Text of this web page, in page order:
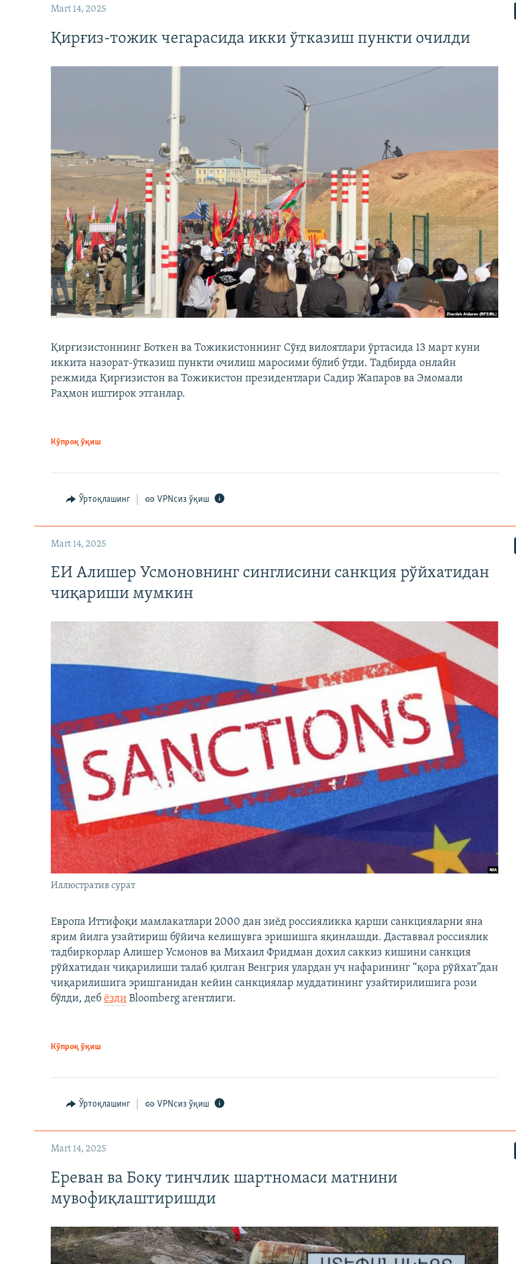
Mart 14, 2025
Қирғиз-тожик чегарасида икки ўтказиш пункти очилди
Қирғизистоннинг Боткен ва Тожикистоннинг Сўғд вилоятлари ўртасида 13 март куни
иккита назорат-ўтказиш пункти очилиш маросими бўлиб ўтди. Тадбирда онлайн
режмида Қирғизистон ва Тожикистон президентлари Садир Жапаров ва Эмомали
Раҳмон иштирок этганлар.
Кўпроқ ўқиш
Ўртоқлашинг VPNсиз ўқиш
Mart 14, 2025
ЕИ Алишер Усмоновнинг синглисини санкция рўйхатидан
чиқариши мумкин
Иллюстратив сурат
Европа Иттифоқи мамлакатлари 2000 дан зиёд россияликка қарши санкцияларни яна
ярим йилга узайтириш бўйича келишувга эришишга яқинлашди. Даставвал россиялик
тадбиркорлар Алишер Усмонов ва Михаил Фридман дохил саккиз кишини санкция
рўйхатидан чиқарилиши талаб қилган Венгрия улардан уч нафарининг “қора рўйхат”дан
чиқарилишига эришганидан кейин санкциялар муддатининг узайтирилишига рози
бўлди, деб ёзди Bloomberg агентлиги.
Кўпроқ ўқиш
Ўртоқлашинг VPNсиз ўқиш
Mart 14, 2025
Ереван ва Боку тинчлик шартномаси матнини
мувофиқлаштиришди